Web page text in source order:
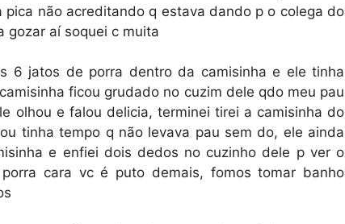
não acreditando q estava dando p o colega do
gozar aí soquei c muita
6 jatos de porra dentro da camisinha e ele tinha
ficou grudado no cuzim dele qdo meu pau
olhou e falou delicia, terminei tirei a camisinha do
tinha tempo q não levava pau sem do, ele ainda
e enfiei dois dedos no cuzinho dele p ver o
cara vc é puto demais, fomos tomar banho